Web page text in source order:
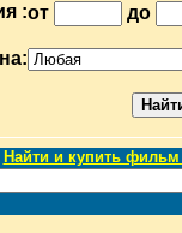
:от до
Найти и купить фильм